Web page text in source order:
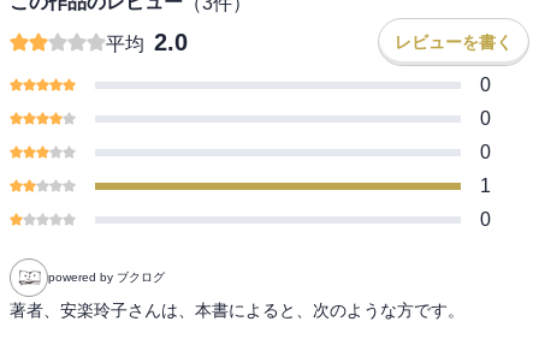
平均 2.0 レビューを書く
0
0
0
1
0
powered by ブクログ
著者、安楽玲子さんは、本書によると、次のような方です。